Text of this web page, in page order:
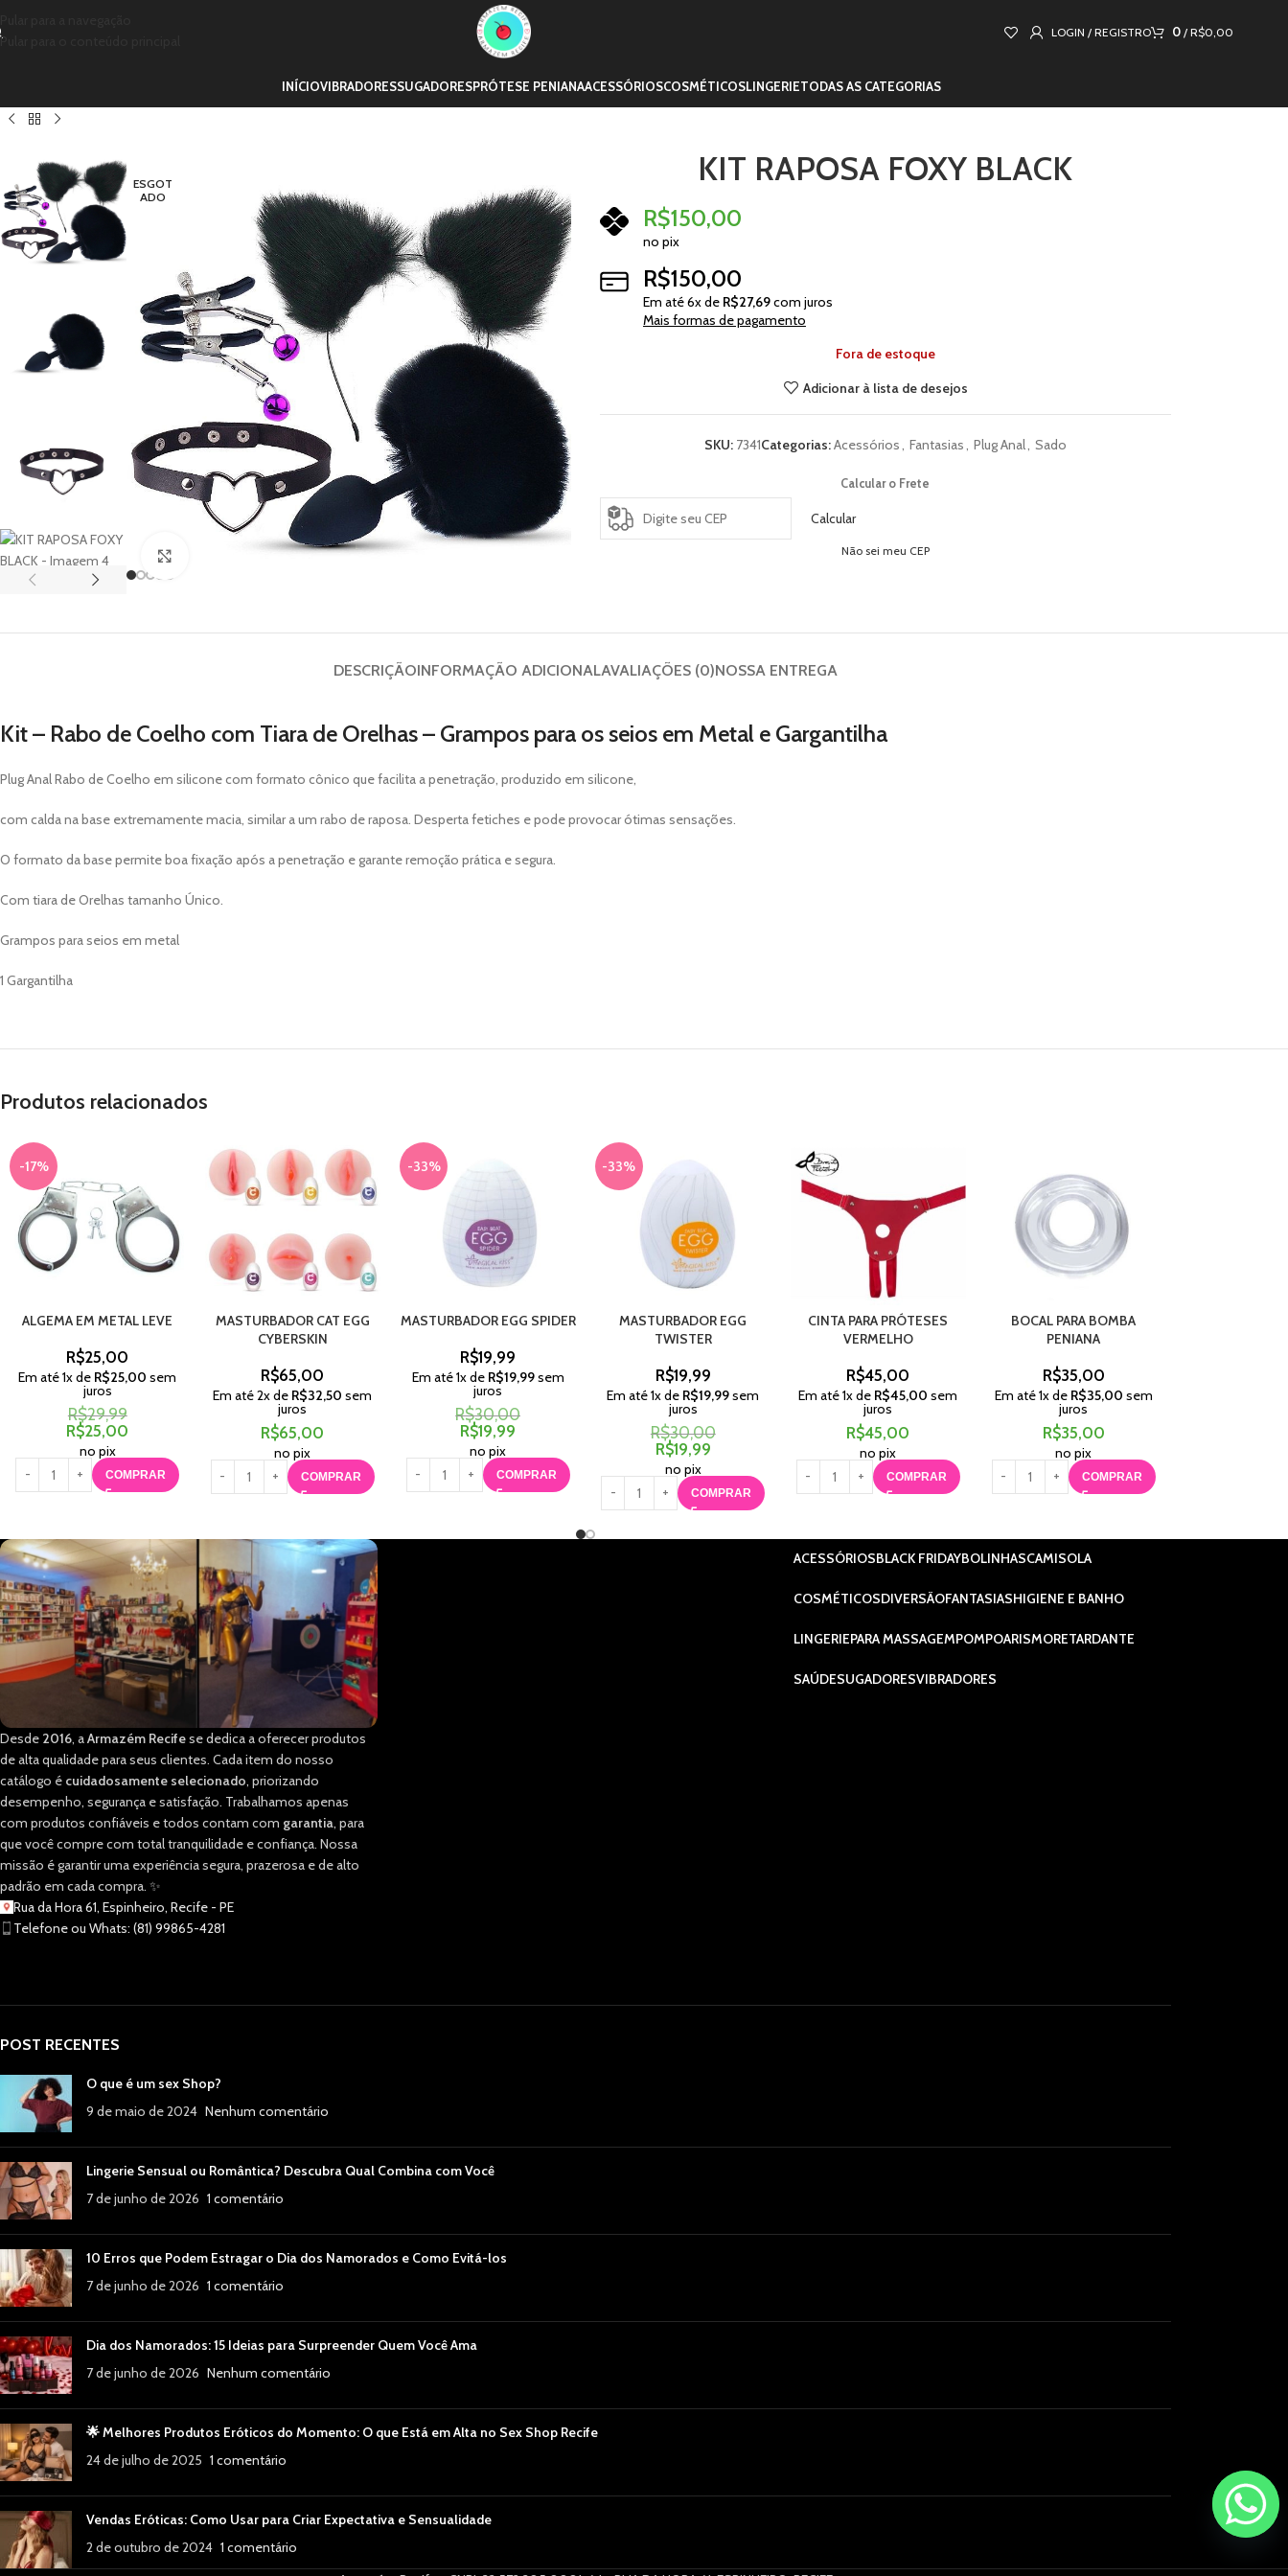
Pular para o conteúdo principal
LOGIN / REGISTRO 0 / R$0,00
INÍCIOVIBRADORESSUGADORESPRÓTESE PENIANAACESSÓRIOSCOSMÉTICOSLINGERIETODAS AS CATEGORIAS
ESGOT
ADO
Clique para ampliar
KIT RAPOSA FOXY BLACK
R$150,00
no pix
R$150,00
Em até6x de R$27,69com juros
Mais formas de pagamento
Fora de estoque
Adicionar à lista de desejos
SKU: 7341Categorias:Acessórios, Fantasias, Plug Anal, Sado
Calcular o Frete
Calcular
Não sei meu CEP
DESCRIÇÃOINFORMAÇÃO ADICIONALAVALIAÇÕES (0)NOSSA ENTREGA
Kit – Rabo de Coelho com Tiara de Orelhas – Grampos para os seios em Metal e Gargantilha
Plug Anal Rabo de Coelho em silicone com formato cônico que facilita a penetração, produzido em silicone,
com calda na base extremamente macia, similar a um rabo de raposa. Desperta fetiches e pode provocar ótimas sensações.
O formato da base permite boa fixação após a penetração e garante remoção prática e segura.
Com tiara de Orelhas tamanho Único.
Grampos para seios em metal
1 Gargantilha
Produtos relacionados
-17%
ALGEMA EM METAL LEVE
R$25,00
Em até1x de R$25,00 sem
juros
R$29,99
R$25,00
no pix
COMPRAR
MASTURBADOR CAT EGG
CYBERSKIN
R$65,00
Em até2x de R$32,50 sem
juros
R$65,00
no pix
COMPRAR
-33%
MASTURBADOR EGG SPIDER
R$19,99
Em até1x de R$19,99sem
juros
R$30,00
R$19,99
no pix
COMPRAR
-33%
MASTURBADOR EGG
TWISTER
R$19,99
Em até1x de R$19,99sem
juros
R$30,00
R$19,99
no pix
COMPRAR
CINTA PARA PRÓTESES
VERMELHO
R$45,00
Em até1x de R$45,00 sem
juros
R$45,00
no pix
COMPRAR
BOCAL PARA BOMBA
PENIANA
R$35,00
Em até1x de R$35,00 sem
juros
R$35,00
no pix
COMPRAR
Desde 2016, aArmazém Recifese dedica a oferecer produtos
de alta qualidade para seus clientes. Cada item do nosso
catálogo é cuidadosamente selecionado, priorizando
desempenho, segurança e satisfação. Trabalhamos apenas
com produtos confiáveis e todos contam com garantia, para
que você compre com total tranquilidade e confiança. Nossa
missão é garantir uma experiência segura, prazerosa e de alto
padrão em cada compra. ✨
Rua da Hora 61, Espinheiro, Recife - PE
Telefone ou Whats: (81) 99865-4281
ACESSÓRIOSBLACK FRIDAYBOLINHASCAMISOLA
COSMÉTICOSDIVERSÃOFANTASIASHIGIENE E BANHO
LINGERIEPARA MASSAGEMPOMPOARISMORETARDANTE
SAÚDESUGADORESVIBRADORES
POST RECENTES
O que é um sex Shop?
9 de maio de 2024 Nenhum comentário
Lingerie Sensual ou Romântica? Descubra Qual Combina com Você
7 de junho de 2026 1 comentário
10 Erros que Podem Estragar o Dia dos Namorados e Como Evitá-los
7 de junho de 2026 1 comentário
Dia dos Namorados: 15 Ideias para Surpreender Quem Você Ama
7 de junho de 2026 Nenhum comentário
🌟 Melhores Produtos Eróticos do Momento: O que Está em Alta no Sex Shop Recife
24 de julho de 2025 1 comentário
Vendas Eróticas: Como Usar para Criar Expectativa e Sensualidade
2 de outubro de 2024 1 comentário